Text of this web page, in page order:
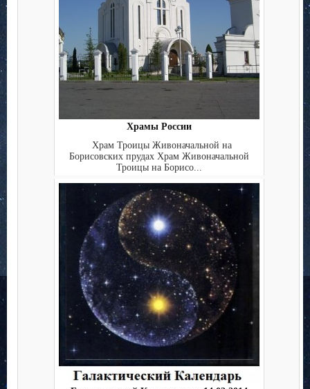
Храмы России
Храм Троицы Живоначальной на
Борисовских прудах Храм Живоначальной
Троицы на Борисо...